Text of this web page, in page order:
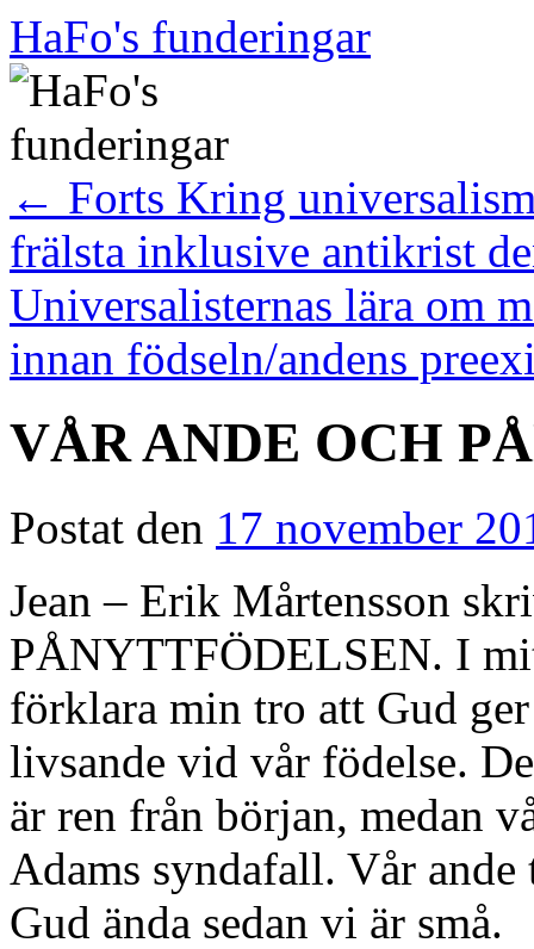
Hoppa
till
innehåll
HaFo's funderingar
← Forts Kring
frälsta inklusive antikrist
Universalisternas lära om
innan födseln/andens
VÅR ANDE OCH
Postat den 17 november
Jean – Erik Mårtensson
PÅNYTTFÖDELSEN. I
förklara min tro att Gud
livsande vid vår födelse.
är ren från början, medan
Adams syndafall. Vår
Gud ända sedan vi är små.